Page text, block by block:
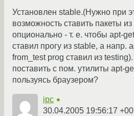
Установлен stable.(Нужно при
возможность ставить пакеты
опционально - т. е. чтобы apt-
ставил прогу из stable, а напр.
from_test prog ставил из
поставить с пом. утилиты apt-
пользуясь браузером?
ipc ★
30.04.2005 19:56:17